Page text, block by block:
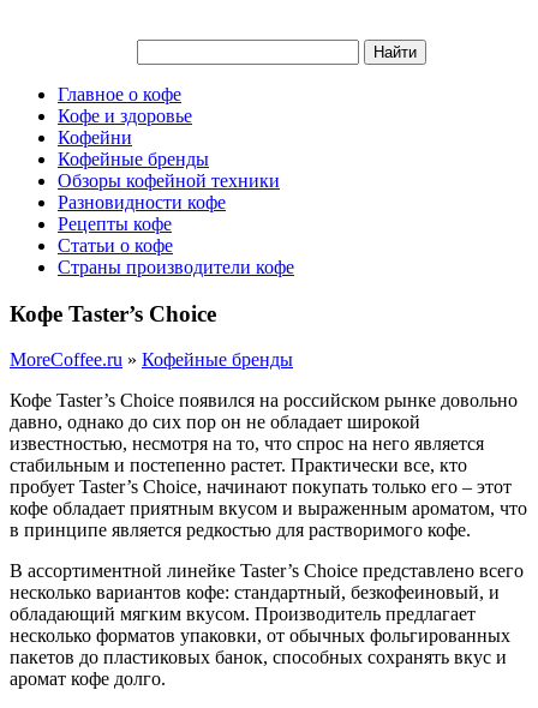
Главное о кофе
Кофе и здоровье
Кофейни
Кофейные бренды
Обзоры кофейной техники
Разновидности кофе
Рецепты кофе
Статьи о кофе
Страны производители кофе
Кофе Taster’s Choice
MoreCoffee.ru » Кофейные бренды
Кофе Taster’s Choice появился на российском рынке довольно
давно, однако до сих пор он не обладает широкой
известностью, несмотря на то, что спрос на него является
стабильным и постепенно растет. Практически все, кто
пробует Taster’s Choice, начинают покупать только его – этот
кофе обладает приятным вкусом и выраженным ароматом, что
в принципе является редкостью для растворимого кофе.
В ассортиментной линейке Taster’s Choice представлено всего
несколько вариантов кофе: стандартный, безкофеиновый, и
обладающий мягким вкусом. Производитель предлагает
несколько форматов упаковки, от обычных фольгированных
пакетов до пластиковых банок, способных сохранять вкус и
аромат кофе долго.